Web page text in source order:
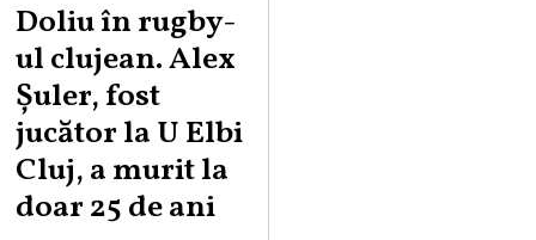
Doliu în rugby-
ul clujean. Alex
Șuler, fost
jucător la U Elbi
Cluj, a murit la
doar 25 de ani